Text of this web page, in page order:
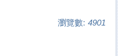
瀏覽數: 4901